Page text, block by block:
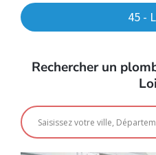
45 -
Rechercher un